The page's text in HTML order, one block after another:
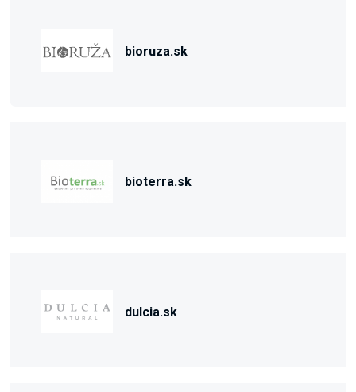
bioruza.sk
bioterra.sk
dulcia.sk